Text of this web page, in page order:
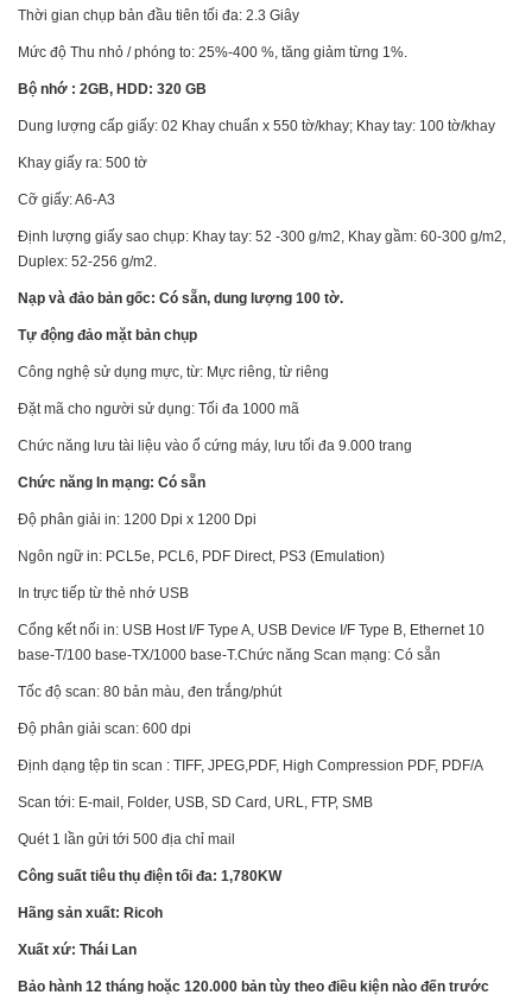
Thời gian chụp bản đầu tiên tối đa: 2.3 Giây
Mức độ Thu nhỏ / phóng to: 25%-400 %, tăng giảm từng 1%.
Bộ nhớ : 2GB, HDD: 320 GB
Dung lượng cấp giấy: 02 Khay chuẩn x 550 tờ/khay; Khay tay: 100 tờ/khay
Khay giấy ra: 500 tờ
Cỡ giấy: A6-A3
Định lượng giấy sao chụp: Khay tay: 52 -300 g/m2, Khay gầm: 60-300 g/m2,
Duplex: 52-256 g/m2.
Nạp và đảo bản gốc: Có sẵn, dung lượng 100 tờ.
Tự động đảo mặt bản chụp
Công nghệ sử dụng mực, từ: Mực riêng, từ riêng
Đặt mã cho người sử dụng: Tối đa 1000 mã
Chức năng lưu tài liệu vào ổ cứng máy, lưu tối đa 9.000 trang
Chức năng In mạng: Có sẵn
Độ phân giải in: 1200 Dpi x 1200 Dpi
Ngôn ngữ in: PCL5e, PCL6, PDF Direct, PS3 (Emulation)
In trực tiếp từ thẻ nhớ USB
Cổng kết nối in: USB Host I/F Type A, USB Device I/F Type B, Ethernet 10
base-T/100 base-TX/1000 base-T.Chức năng Scan mạng: Có sẵn
Tốc độ scan: 80 bản màu, đen trắng/phút
Độ phân giải scan: 600 dpi
Định dạng tệp tin scan : TIFF, JPEG,PDF, High Compression PDF, PDF/A
Scan tới: E-mail, Folder, USB, SD Card, URL, FTP, SMB
Quét 1 lần gửi tới 500 địa chỉ mail
Công suất tiêu thụ điện tối đa: 1,780KW
Hãng sản xuất: Ricoh
Xuất xứ: Thái Lan
Bảo hành 12 tháng hoặc 120.000 bản tùy theo điều kiện nào đến trước